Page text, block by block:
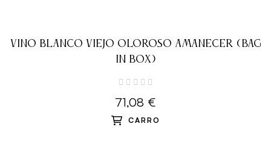
VINO BLANCO VIEJO OLOROSO AMANECER (BAG
IN BOX)
71,08 €
CARRO